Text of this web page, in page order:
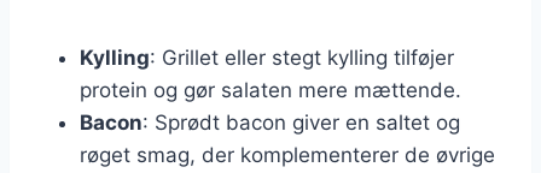
Kylling: Grillet eller stegt kylling tilføjer
protein og gør salaten mere mættende.
Bacon: Sprødt bacon giver en saltet og
røget smag, der komplementerer de øvrige